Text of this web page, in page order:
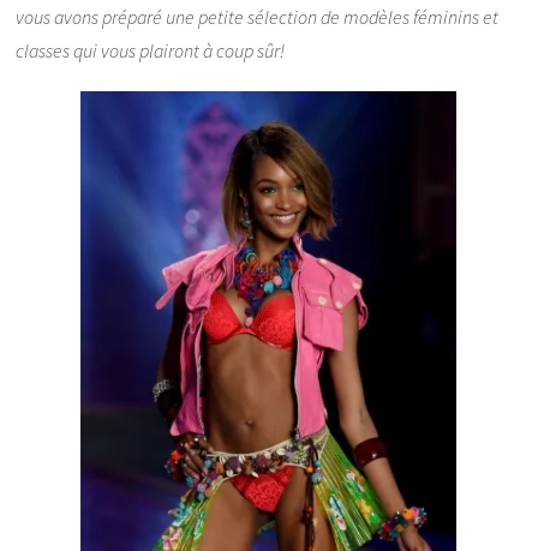
vous avons préparé une petite sélection de modèles féminins et
classes qui vous plairont à coup sûr!